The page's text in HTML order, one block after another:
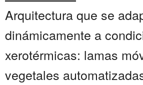
Arquitectura que se
dinámicamente a
xerotérmicas: lamas
vegetales